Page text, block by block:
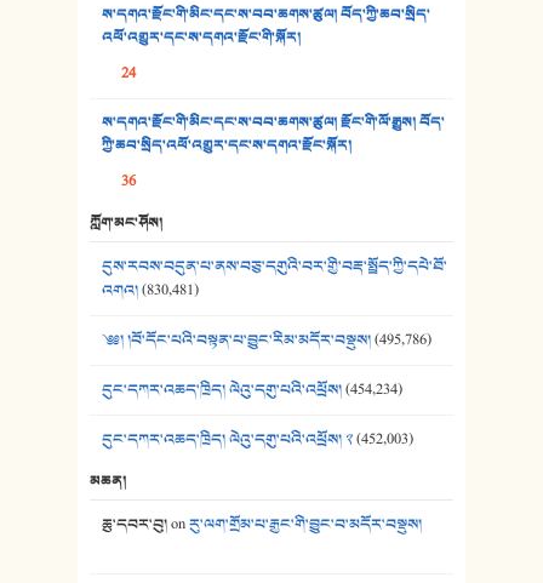
36. ཟླ་གཞོན་སྙན་དབྱངས། - ཟླ་སྒྲོན།
38. ཡབ་ཡུམ། - ཟླ་སྒྲོན།
39. དྲིལ་བུའི་སྐལ་སྒྲ། - ཟླ་སྒྲོན།
40. ང་ཚོ་ཕན་ཚུན་མཇལ་ནས། - ཟླ་སྒྲོན།
ས་དགའ་རྫོང་གི་མིང་དང་ས་བབ་ཆགས་ཚུལ། བོད་ཀྱི་ཆབ་སྲིད་
འཕོ་འགྱུར་དང་ས་དགའ་རྫོང་གི་སྐོར།
24
ས་དགའ་རྫོང་གི་མིང་དང་ས་བབ་ཆགས་ཚུལ། རྫོང་གི་ལོ་རྒྱུས། བོད་
ཀྱི་ཆབ་སྲིད་འཕོ་འགྱུར་དང་ས་དགའ་རྫོང་སྐོར།
36
ཀློག་མང་ཤོས།
དུས་རབས་བདུན་པ་ནས་བཅུ་དགུའི་བར་གྱི་བརྡ་སྤྲོད་ཀྱི་དཔེ་ཐོ་
འགའ།(830,481)
༄༅། །བོ་དོང་པའི་བསྟན་པ་བྱུང་རིམ་མདོར་བསྡུས།(495,786)
དུང་དཀར་འཆད་ཁྲིད། ལེའུ་དགུ་པའི་འཕྲོས།(454,234)
དུང་དཀར་འཆད་ཁྲིད། ལེའུ་དགུ་པའི་འཕྲོས། ༢(452,003)
མཆན།
ཆུ་དབར་བུ།onརུ་ལག་གྲོམ་པ་རྒྱང་གི་བྱུང་བ་མདོར་བསྡུས།